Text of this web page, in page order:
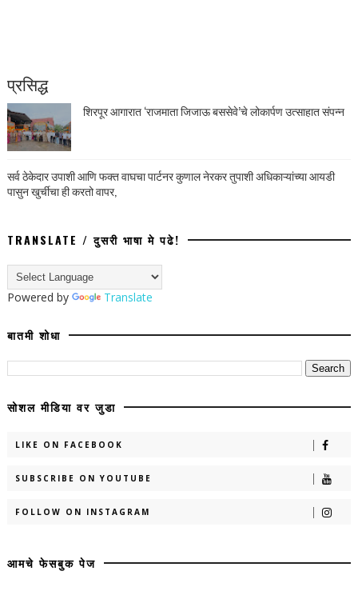
प्रसिद्ध
शिरपूर आगारात ‘राजमाता जिजाऊ बससेवे’चे लोकार्पण उत्साहात संपन्न
सर्व ठेकेदार उपाशी आणि फक्त वाघचा पार्टनर कुणाल नेरकर तुपाशी अधिकाऱ्यांच्या आयडी
पासुन खुर्चीचा ही करतो वापर,
TRANSLATE / दुसरी भाषा मे पढे!
Powered by Translate
बातमी शोधा
सोशल मीडिया वर जुडा
LIKE ON FACEBOOK
SUBSCRIBE ON YOUTUBE
FOLLOW ON INSTAGRAM
आमचे फेसबुक पेज